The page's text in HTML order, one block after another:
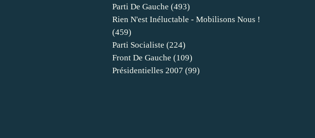
Parti De Gauche (493)
Rien N'est Inéluctable - Mobilisons Nous !
(459)
Parti Socialiste (224)
Front De Gauche (109)
Présidentielles 2007 (99)